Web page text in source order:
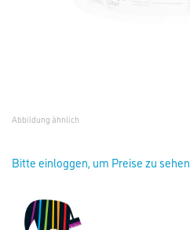
Abbildung ähnlich
Bitte einloggen, um Preise zu sehen